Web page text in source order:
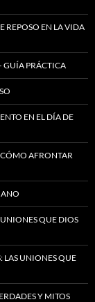
REPOSO EN LA VIDA
GUÍA PRÁCTICA
EN EL DÍA DE
AFRONTAR
QUE DIOS
LAS UNIONES QUE
Y MITOS